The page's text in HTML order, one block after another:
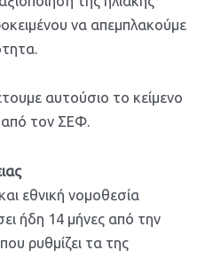
να απεμπλακούμε
αυτούσιο το κείμενο
από τον ΣΕΦ.
εθνική νομοθεσία
ήδη 14 μήνες από την
ρυθμίζει τα της